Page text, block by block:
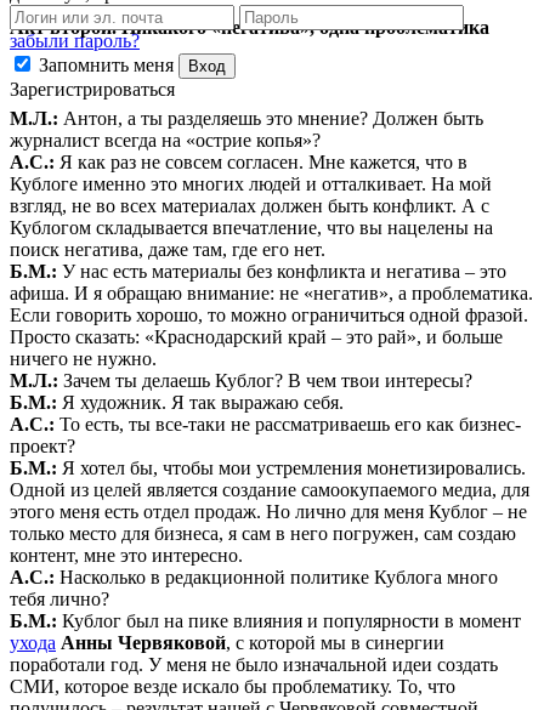
забыли пароль?
Запомнить меня
Вход
Зарегистрироваться
Акт второй. Никакого «негатива», одна проблематика
М.Л.: Антон, а ты разделяешь это мнение? Должен быть
журналист всегда на «острие копья»?
А.С.: Я как раз не совсем согласен. Мне кажется, что в
Кублоге именно это многих людей и отталкивает. На мой
взгляд, не во всех материалах должен быть конфликт. А с
Кублогом складывается впечатление, что вы нацелены на
поиск негатива, даже там, где его нет.
Б.М.: У нас есть материалы без конфликта и негатива – это
афиша. И я обращаю внимание: не «негатив», а проблематика.
Если говорить хорошо, то можно ограничиться одной фразой.
Просто сказать: «Краснодарский край – это рай», и больше
ничего не нужно.
М.Л.: Зачем ты делаешь Кублог? В чем твои интересы?
Б.М.: Я художник. Я так выражаю себя.
А.С.: То есть, ты все-таки не рассматриваешь его как бизнес-
проект?
Б.М.: Я хотел бы, чтобы мои устремления монетизировались.
Одной из целей является создание самоокупаемого медиа, для
этого меня есть отдел продаж. Но лично для меня Кублог – не
только место для бизнеса, я сам в него погружен, сам создаю
контент, мне это интересно.
А.С.: Насколько в редакционной политике Кублога много
тебя лично?
Б.М.: Кублог был на пике влияния и популярности в момент
ухода Анны Червяковой, с которой мы в синергии
поработали год. У меня не было изначальной идеи создать
СМИ, которое везде искало бы проблематику. То, что